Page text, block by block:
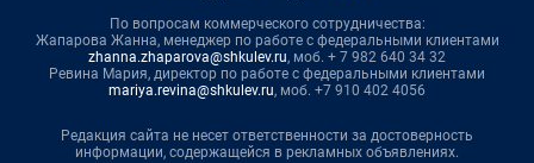
По вопросам коммерческого сотрудничества:
Жапарова Жанна, менеджер по работе с федеральными клиентами
zhanna.zhaparova@shkulev.ru, моб. + 7 982 640 34 32
Ревина Мария, директор по работе с федеральными клиентами
mariya.revina@shkulev.ru, моб. +7 910 402 4056
Редакция сайта не несет ответственности за достоверность
информации, содержащейся в рекламных объявлениях.